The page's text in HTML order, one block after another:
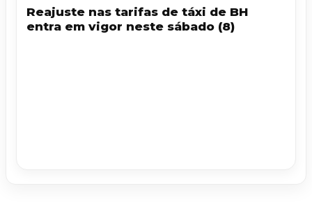
Reajuste nas tarifas de táxi de BH
entra em vigor neste sábado (8)